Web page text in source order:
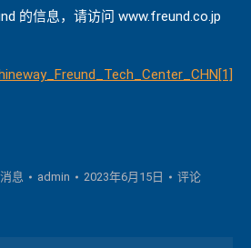
的信息，请访问 www.freund.co.jp
息 admin 2023年6月15日 评论